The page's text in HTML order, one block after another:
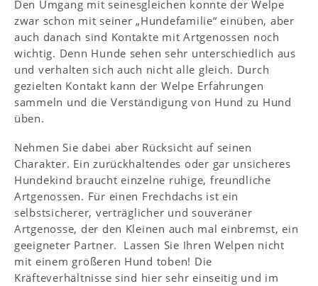
Den Umgang mit seinesgleichen konnte der Welpe
zwar schon mit seiner „Hundefamilie“ einüben, aber
auch danach sind Kontakte mit Artgenossen noch
wichtig. Denn Hunde sehen sehr unterschiedlich aus
und verhalten sich auch nicht alle gleich. Durch
gezielten Kontakt kann der Welpe Erfahrungen
sammeln und die Verständigung von Hund zu Hund
üben.
Nehmen Sie dabei aber Rücksicht auf seinen
Charakter. Ein zurückhaltendes oder gar unsicheres
Hundekind braucht einzelne ruhige, freundliche
Artgenossen. Für einen Frechdachs ist ein
selbstsicherer, verträglicher und souveräner
Artgenosse, der den Kleinen auch mal einbremst, ein
geeigneter Partner. Lassen Sie Ihren Welpen nicht
mit einem größeren Hund toben! Die
Kräfteverhältnisse sind hier sehr einseitig und im